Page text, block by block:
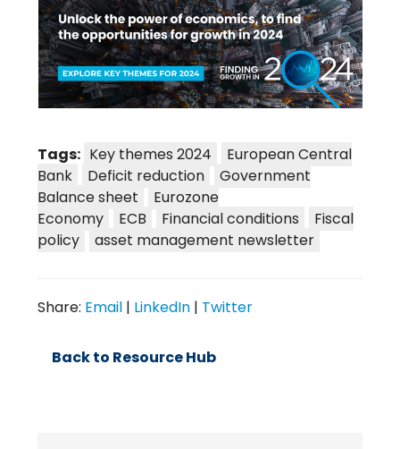
Tags: Key themes 2024
European Central
Bank
Deficit reduction
Government
Balance sheet
Eurozone
Economy
ECB Financial conditions
Fiscal
policy
asset management newsletter
Share: Email | LinkedIn | Twitter
Back to Resource Hub